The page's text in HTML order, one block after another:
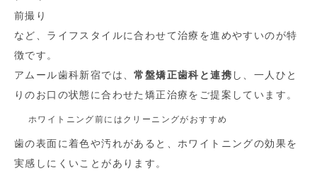
前撮り
など、ライフスタイルに合わせて治療を進めやすいのが特
徴です。
アムール歯科新宿では、常盤矯正歯科と連携 し、一人ひと
りのお口の状態に合わせた矯正治療をご提案しています。
ホワイトニング前にはクリーニングがおすすめ
歯の表面に着色や汚れがあると、ホワイトニングの効果を
実感しにくいことがあります。